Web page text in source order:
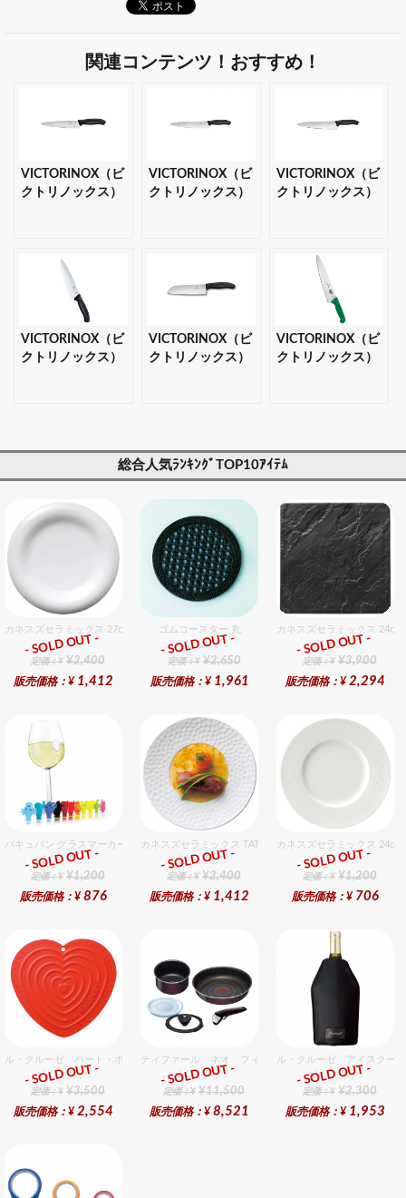
関連コンテンツ！おすすめ！
VICTORINOX（ビ
クトリノックス）
VICTORINOX（ビ
クトリノックス）
VICTORINOX（ビ
クトリノックス）
VICTORINOX（ビ
クトリノックス）
可】
VICTORINOX（ビ
クトリノックス）
VICTORINOX（ビ
クトリノックス）
総合人気ﾗﾝｷﾝｸﾞTOP10ｱｲﾃﾑ
カネスズセラミックス 27cmディナー
総合ﾗﾝｷﾝｸﾞ
定価：¥ ¥2,400
販売価格：¥ 1,412
- SOLD OUT -
ゴムコースター 丸
総合ﾗﾝｷﾝｸﾞ
定価：¥ ¥2,650
販売価格：¥ 1,961
- SOLD OUT -
カネスズセラミックス
総合ﾗﾝｷﾝｸﾞ
定価：¥ ¥3,900
販売価格：¥ 2,294
- SOLD OUT -
バキュバン グラスマーカー（12ヶ入）
総合ﾗﾝｷﾝｸﾞ
定価：¥ ¥1,200
販売価格：¥ 876
- SOLD OUT -
カネスズセラミックス TATAKI27cmディナー
総合ﾗﾝｷﾝｸﾞ
定価：¥ ¥2,400
販売価格：¥ 1,412
- SOLD OUT -
カネスズセラミックス 24cm
総合ﾗﾝｷﾝｸﾞ
定価：¥ ¥1,200
販売価格：¥ 706
- SOLD OUT -
ル・クルーゼ ハート・ポット・ホルダー チェリーレッド
総合ﾗﾝｷﾝｸﾞ
定価：¥ ¥3,500
販売価格：¥ 2,554
- SOLD OUT -
ティファール ネオ フィグノワールセット 5
総合ﾗﾝｷﾝｸﾞ
定価：¥ ¥11,500
販売価格：¥ 8,521
- SOLD OUT -
ル・クルーゼ アイスクー
総合ﾗﾝｷﾝｸﾞ
定価：¥ ¥2,300
販売価格：¥ 1,953
- SOLD OUT -